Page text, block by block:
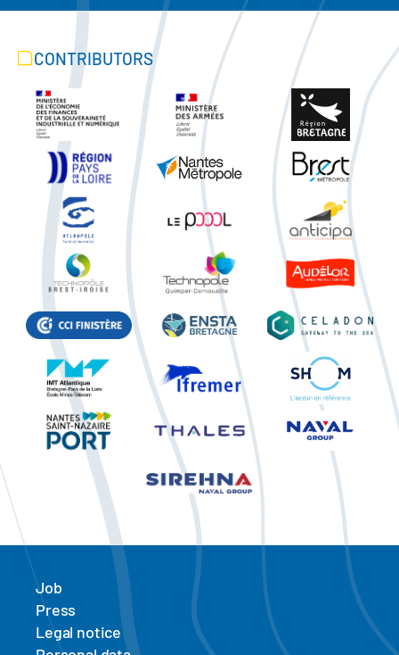
CONTRIBUTORS
Job
Press
Legal notice